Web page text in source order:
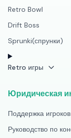
Retro Bowl
Drift Boss
Sprunki(спрунки)
Retro игры
Юридическая
Поддержка игроков
Руководство по